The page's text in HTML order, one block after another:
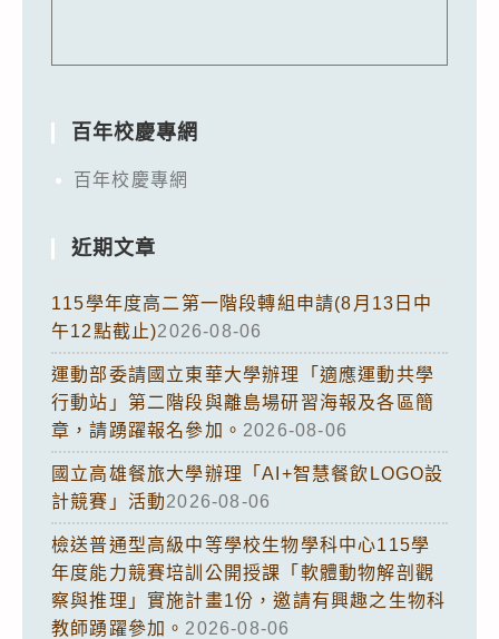
百年校慶專網
百年校慶專網
近期文章
115學年度高二第一階段轉組申請(8月13日中
午12點截止)2026-08-06
運動部委請國立東華大學辦理「適應運動共學
行動站」第二階段與離島場研習海報及各區簡
章，請踴躍報名參加。 2026-08-06
國立高雄餐旅大學辦理「AI+智慧餐飲LOGO設
計競賽」活動2026-08-06
檢送普通型高級中等學校生物學科中心115學
年度能力競賽培訓公開授課「軟體動物解剖觀
察與推理」實施計畫1份，邀請有興趣之生物科
教師踴躍參加。 2026-08-06